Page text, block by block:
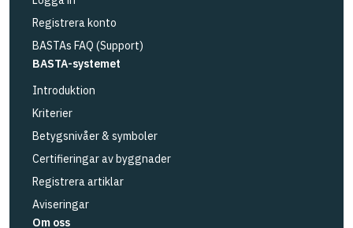
Registrera konto
BASTAs FAQ (Support)
BASTA-systemet
Introduktion
Kriterier
Betygsnivåer & symboler
Certifieringar av byggnader
Registrera artiklar
Aviseringar
Om oss